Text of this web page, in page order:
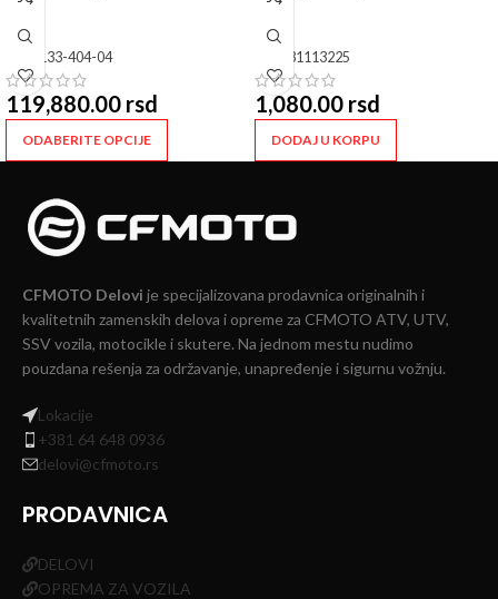
133-404-04
119,880.00 rsd
ODABERITE OPCIJE
31113225
1,080.00 rsd
DODAJ U KORPU
CFMOTO Delovi je specijalizovana prodavnica originalnih i
kvalitetnih zamenskih delova i opreme za CFMOTO ATV, UTV,
SSV vozila, motocikle i skutere. Na jednom mestu nudimo
pouzdana rešenja za održavanje, unapređenje i sigurnu vožnju.
Lokacije
+381 64 648 0936
delovi@cfmoto.rs
PRODAVNICA
DELOVI
OPREMA ZA VOZILA